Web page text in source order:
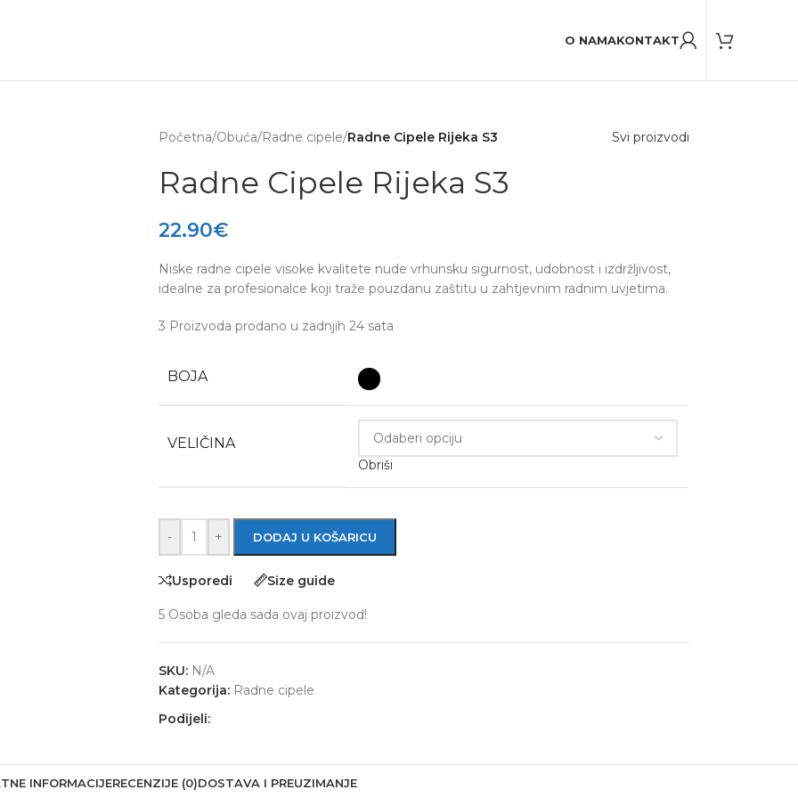
O NAMAKONTAKT
Početna/Obuća/Radne cipele/Radne Cipele Rijeka S3 Svi proizvodi
Radne Cipele Rijeka S3
22.90€
Niske radne cipele visoke kvalitete nude vrhunsku sigurnost, udobnost i izdržljivost,
idealne za profesionalce koji traže pouzdanu zaštitu u zahtjevnim radnim uvjetima.
3 Proizvoda prodano u zadnjih 24 sata
BOJA
VELIČINA
Obriši
- + DODAJ U KOŠARICU
Usporedi Size guide
5 Osoba gleda sada ovaj proizvod!
SKU: N/A
Kategorija: Radne cipele
Podijeli:
INFORMACIJERECENZIJE (0)DOSTAVA I PREUZIMANJE